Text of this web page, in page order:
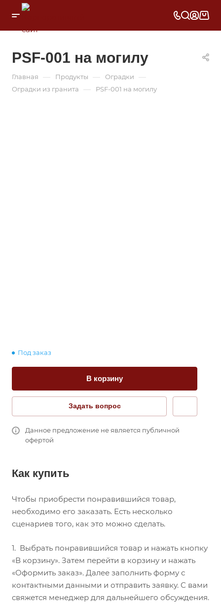
PSF-001 на могилу
Главная — Продукты — Оградки —
Оградки из гранита — PSF-001 на могилу
Под заказ
В корзину
Задать вопрос
Данное предложение не является публичной
офертой
Как купить
Чтобы приобрести понравившийся товар,
необходимо его заказать. Есть несколько
сценариев того, как это можно сделать.
1. Выбрать понравившийся товар и нажать кнопку
«В корзину». Затем перейти в корзину и нажать
«Оформить заказ». Далее заполнить форму с
контактными данными и отправить заявку. С вами
свяжется менеджер для дальнейшего обсуждения.